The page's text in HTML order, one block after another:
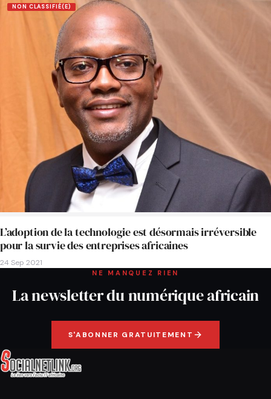
NON CLASSIFIÉ(E)
L’adoption de la technologie est désormais irréversible
pour la survie des entreprises africaines
24 Sep 2021
NE MANQUEZ RIEN
La newsletter du numérique africain
S'ABONNER GRATUITEMENT